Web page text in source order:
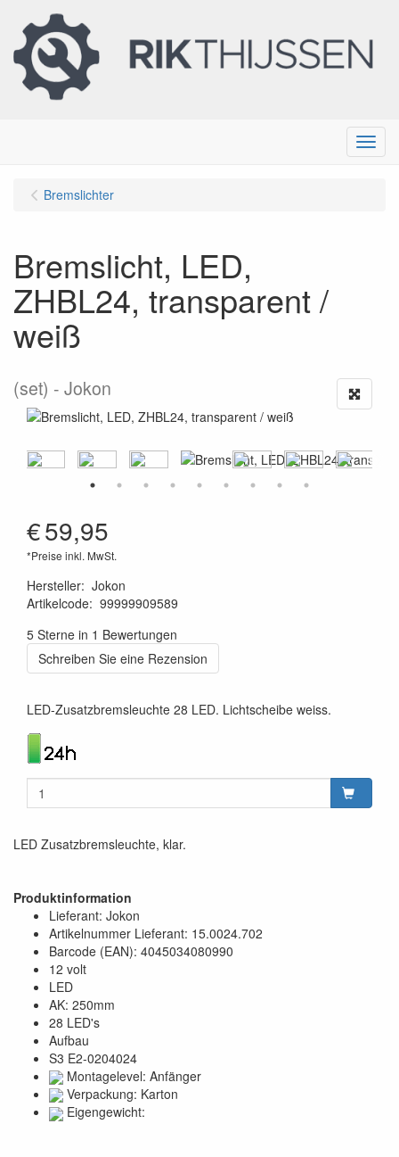
Menu
Bremslichter
Bremslicht, LED,
ZHBL24, transparent /
weiß
(set) Jokon
€59,95
*Preise inkl. MwSt.
Hersteller: Jokon
Artikelcode: 99999909589
5 Sterne in 1 Bewertungen
Schreiben Sie eine Rezension
LED-Zusatzbremsleuchte 28 LED. Lichtscheibe weiss.
LED Zusatzbremsleuchte, klar.
Produktinformation
Lieferant: Jokon
Artikelnummer Lieferant: 15.0024.702
Barcode (EAN): 4045034080990
12 volt
LED
AK: 250mm
28 LED's
Aufbau
S3 E2-0204024
Montagelevel: Anfänger
Verpackung: Karton
Eigengewicht: